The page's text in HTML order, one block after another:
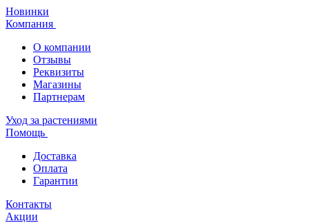
Новинки
Компания
О компании
Отзывы
Реквизиты
Магазины
Партнерам
Уход за растениями
Помощь
Доставка
Оплата
Гарантии
Контакты
Акции